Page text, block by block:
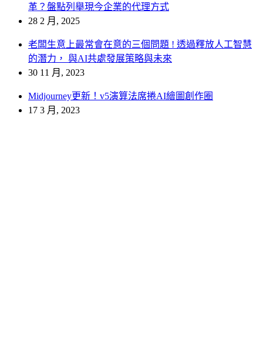
革？盤點列舉現今企業的代理方式
28 2 月, 2025
老闆生意上最常會在意的三個問題 ! 透過釋放人工智慧
的潛力， 與AI共處發展策略與未來
30 11 月, 2023
Midjourney更新！v5演算法席捲AI繪圖創作圈
17 3 月, 2023